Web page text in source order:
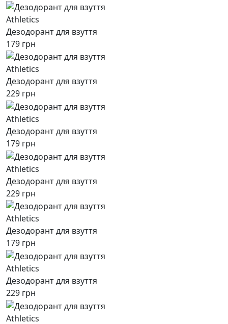
Athletics
Дезодорант для взуття
179 грн
Athletics
Дезодорант для взуття
229 грн
Athletics
Дезодорант для взуття
179 грн
Athletics
Дезодорант для взуття
229 грн
Athletics
Дезодорант для взуття
179 грн
Athletics
Дезодорант для взуття
229 грн
Athletics